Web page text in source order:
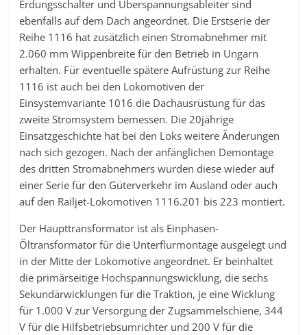
Erdungsschalter und Überspannungsableiter sind
ebenfalls auf dem Dach angeordnet. Die Erstserie der
Reihe 1116 hat zusätzlich einen Stromabnehmer mit
2.060 mm Wippenbreite für den Betrieb in Ungarn
erhalten. Für eventuelle spätere Aufrüstung zur Reihe
1116 ist auch bei den Lokomotiven der
Einsystemvariante 1016 die Dachausrüstung für das
zweite Stromsystem bemessen. Die 20jährige
Einsatzgeschichte hat bei den Loks weitere Änderungen
nach sich gezogen. Nach der anfänglichen Demontage
des dritten Stromabnehmers wurden diese wieder auf
einer Serie für den Güterverkehr im Ausland oder auch
auf den Railjet-Lokomotiven 1116.201 bis 223 montiert.
Der Haupttransformator ist als Einphasen-
Öltransformator für die Unterflurmontage ausgelegt und
in der Mitte der Lokomotive angeordnet. Er beinhaltet
die primärseitige Hochspannungswicklung, die sechs
Sekundärwicklungen für die Traktion, je eine Wicklung
für 1.000 V zur Versorgung der Zugsammelschiene, 344
V für die Hilfsbetriebsumrichter und 200 V für die